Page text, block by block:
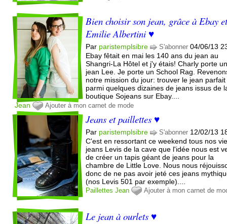
Bien choisir son jean, grâce à Ebay
Emilie Albertini ♥
Par paristemplsibre S'abonner 04/06/13
Ebay fêtait en mai les 140 ans du jean au
Shangri-La Hôtel et j'y étais! Charly porte
jean Lee. Je porte un School Rag.
notre mission du jour: trouver le jean parfait
parmi quelques dizaines de jeans issus de
boutique Sojeans sur Ebay....
Jean
Ajouter à mon carnet de mode
Jeans et paillettes ♥
Par paristemplsibre S'abonner 12/02/13
C'est en ressortant ce weekend tous nos
jeans Levis de la cave que l'idée nous est
de créer un tapis géant de jeans pour la
chambre de Little Love. Nous nous
donc de ne pas avoir jeté ces jeans
(nos Levis 501 par exemple)....
Paillettes Jean Ajouter à mon carnet de
Le jean à ourlets ♥